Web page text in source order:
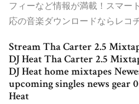
フィーなど情報が満載！スマー
応の音楽ダウンロードならレコ
Stream Tha Carter 2.5
DJ Heat Tha Carter 2.5
DJ Heat home mixtapes
upcoming singles news gear
Heat